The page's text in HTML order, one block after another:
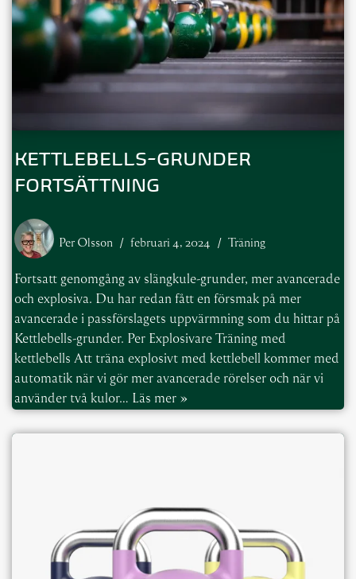
KETTLEBELLS-GRUNDER
FORTSÄTTNING
Per Olsson februari 4, 2024 Träning
Fortsatt genomgång av slängkule-grunder, mer avancerade
och explosiva. Du har redan fått en försmak på mer
avancerade i passförslagets uppvärmning som du hittar på
Kettlebells-grunder. Per Explosivare Träning med
kettlebells Att träna explosivt med kettlebell kommer med
automatik när vi gör mer avancerade rörelser och när vi
använder två kulor… Läs mer »